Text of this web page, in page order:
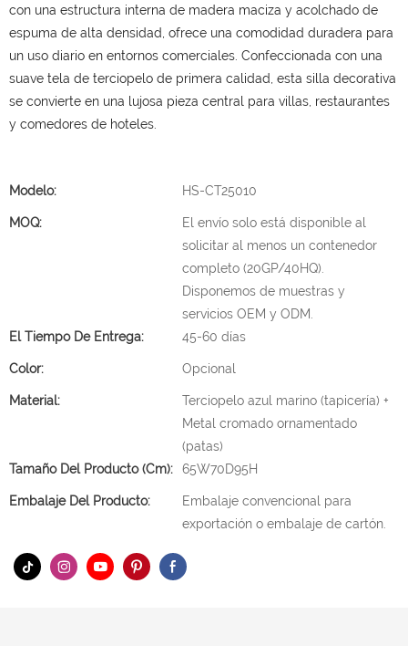
con una estructura interna de madera maciza y acolchado de
espuma de alta densidad, ofrece una comodidad duradera para
un uso diario en entornos comerciales. Confeccionada con una
suave tela de terciopelo de primera calidad, esta silla decorativa
se convierte en una lujosa pieza central para villas, restaurantes
y comedores de hoteles.
Modelo: HS-CT25010
MOQ:
El envío solo está disponible al
solicitar al menos un contenedor
completo (20GP/40HQ).
Disponemos de muestras y
servicios OEM y ODM.
El Tiempo De Entrega:
45-60 días
Color: Opcional
Material:
Terciopelo azul marino (tapicería) +
Metal cromado ornamentado
(patas)
Tamaño Del Producto (cm):
65W70D95H
Embalaje Del Producto:
Embalaje convencional para
exportación o embalaje de cartón.